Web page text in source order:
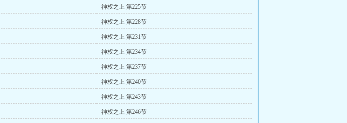
神权之上 第225节
神权之上 第228节
神权之上 第231节
神权之上 第234节
神权之上 第237节
神权之上 第240节
神权之上 第243节
神权之上 第246节